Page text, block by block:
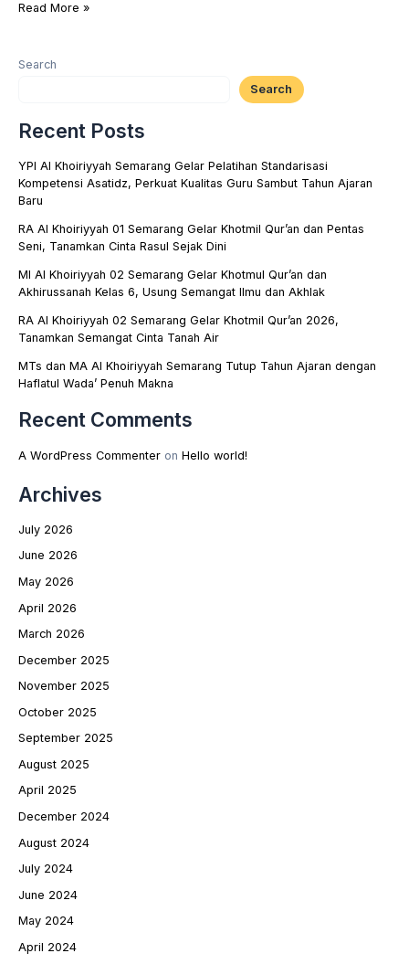
Read More »
Search
Search
Recent Posts
YPI Al Khoiriyyah Semarang Gelar Pelatihan Standarisasi
Kompetensi Asatidz, Perkuat Kualitas Guru Sambut Tahun Ajaran
Baru
RA Al Khoiriyyah 01 Semarang Gelar Khotmil Qur’an dan Pentas
Seni, Tanamkan Cinta Rasul Sejak Dini
MI Al Khoiriyyah 02 Semarang Gelar Khotmul Qur’an dan
Akhirussanah Kelas 6, Usung Semangat Ilmu dan Akhlak
RA Al Khoiriyyah 02 Semarang Gelar Khotmil Qur’an 2026,
Tanamkan Semangat Cinta Tanah Air
MTs dan MA Al Khoiriyyah Semarang Tutup Tahun Ajaran dengan
Haflatul Wada’ Penuh Makna
Recent Comments
A WordPress Commenteron Hello world!
Archives
July 2026
June 2026
May 2026
April 2026
March 2026
December 2025
November 2025
October 2025
September 2025
August 2025
April 2025
December 2024
August 2024
July 2024
June 2024
May 2024
April 2024